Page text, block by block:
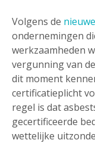
Volgens de
ondernemingen
werkzaamheden
vergunning van
dit moment
certificatieplicht
regel is dat
gecertificeerde
wettelijke